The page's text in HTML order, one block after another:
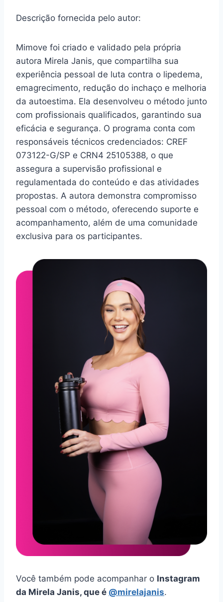
Descrição fornecida pelo autor:
Mimove foi criado e validado pela própria
autora Mirela Janis, que compartilha sua
experiência pessoal de luta contra o lipedema,
emagrecimento, redução do inchaço e melhoria
da autoestima. Ela desenvolveu o método junto
com profissionais qualificados, garantindo sua
eficácia e segurança. O programa conta com
responsáveis técnicos credenciados: CREF
073122-G/SP e CRN4 25105388, o que
assegura a supervisão profissional e
regulamentada do conteúdo e das atividades
propostas. A autora demonstra compromisso
pessoal com o método, oferecendo suporte e
acompanhamento, além de uma comunidade
exclusiva para os participantes.
Você também pode acompanhar o Instagram
da Mirela Janis, que é @mirelajanis.